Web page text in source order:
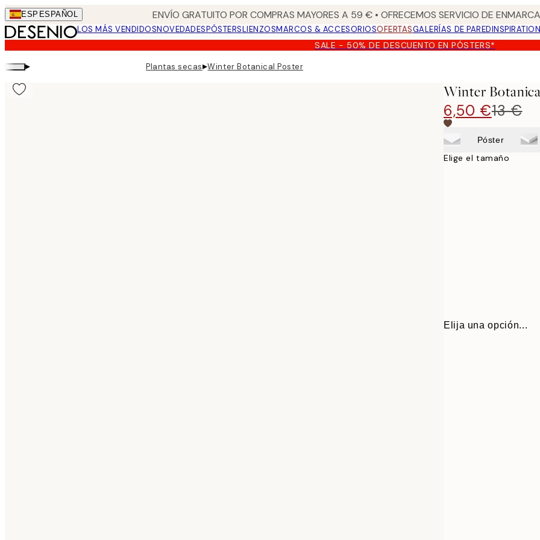
Skip
to
main
content.
ESP ESPAÑOL ENVÍO GRATUITO POR COMPRAS MAYORES A 59 € • OFRECEMOS SERVICIO DE
LOS MÁS VENDIDOSNOVEDADESPÓSTERSLIENZOSMARCOS & ACCESORIOSOFERTASGALERÍAS DE PARED
SALE - 50% DE DESCUENTO EN PÓSTERS*
▸ Plantas secas▸Winter Botanical Poster
Winter
6,50 €13 €
Póster
Elige el tamaño
Elija una opción...